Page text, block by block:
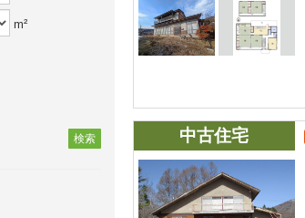
中古住宅
m²
検索